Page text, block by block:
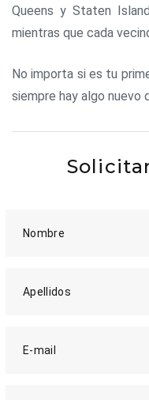
Queens y Staten
mientras que cada
No importa si es tu
siempre hay algo nuevo
Nombre
Apellidos
E-mail